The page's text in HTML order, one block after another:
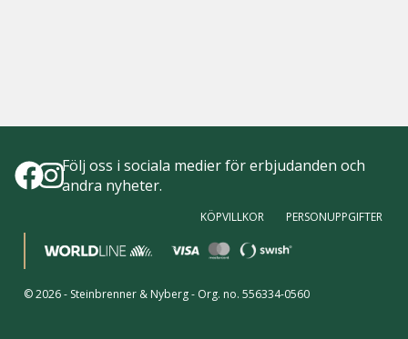
Följ oss i sociala medier för erbjudanden och
andra nyheter.
KÖPVILLKOR PERSONUPPGIFTER
©2026- Steinbrenner & Nyberg- Org. no. 556334-0560